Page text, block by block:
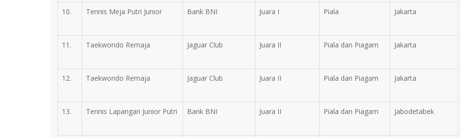
10. Tennis Meja Putri Junior Bank BNI Juara I Piala Jakarta
11. Taekwondo Remaja Jaguar Club Juara II Piala dan Piagam Jakarta
12. Taekwondo Remaja Jaguar Club Juara II Piala dan Piagam Jakarta
13. Tennis Lapangan Junior Putri Bank BNI Juara II Piala dan Piagam Jabodetabek